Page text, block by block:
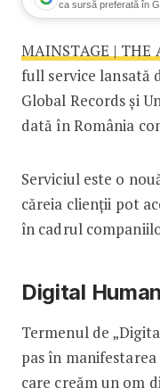
ca sursă preferată în
MAINSTAGE
MAINSTAGE | THE
full service lansată
Global Records și
dată în România
Serviciul este o
căreia clienții pot
în cadrul
Digital Human
Termenul de
pas în
care creăm un om